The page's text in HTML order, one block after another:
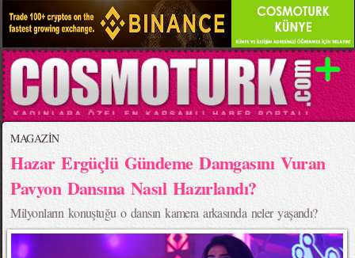
MAGAZİN
Hazar Ergüçlü Gündeme Damgasını Vuran
Pavyon Dansına Nasıl Hazırlandı?
Milyonların konuştuğu o dansın kamera arkasında neler yaşandı?